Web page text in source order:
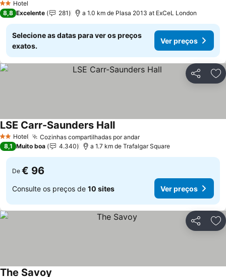
2 Estrelas
Hotel
8,8 Excelente 281 a 1.0 km de Plasa 2013 at ExCeL London
Selecione as datas para ver os preços
exatos.
Ver preços
Partilhar
2 Estrelas
Hotel Cozinhas compartilhadas por andar
LSE Carr-Saunders Hall
8,1 Muito boa 4.340 a 1.7 km de Trafalgar Square
De € 96
Consulte os preços de 10 sites Ver preços
Partilhar
The Savoy